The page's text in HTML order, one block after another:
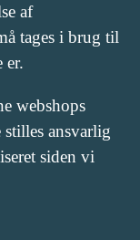
af
tages i brug til
er.
webshops
ansvarlig
siden vi